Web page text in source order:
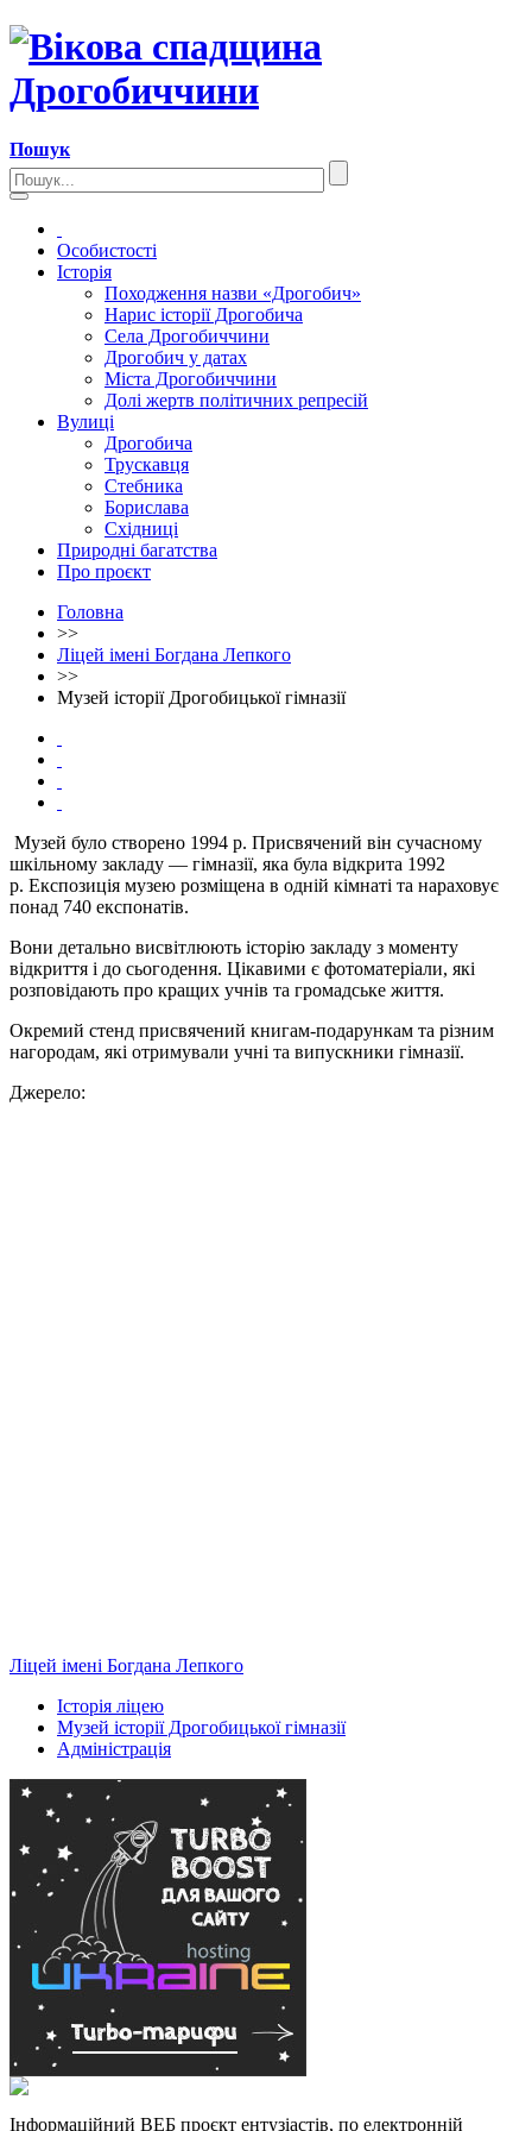
Пошук
Особистості
Історія
Походження назви «Дрогобич»
Нарис історії Дрогобича
Села Дрогобиччини
Дрогобич у датах
Міста Дрогобиччини
Долі жертв політичних репресій
Вулиці
Дрогобича
Трускавця
Стебника
Борислава
Східниці
Природні багатства
Про проєкт
Головна
>>
Ліцей імені Богдана Лепкого
>>
Музей історії Дрогобицької гімназії
Музей було створено 1994 р. Присвячений він сучасному
шкільному закладу — гімназії, яка була відкрита 1992
р. Експозиція музею розміщена в одній кімнаті та нараховує
понад 740 експонатів.
Вони детально висвітлюють історію закладу з моменту
відкриття і до сьогодення. Цікавими є фотоматеріали, які
розповідають про кращих учнів та громадське життя.
Окремий стенд присвячений книгам-подарункам та різним
нагородам, які отримували учні та випускники гімназії.
Джерело:
Ліцей імені Богдана Лепкого
Історія ліцею
Музей історії Дрогобицької гімназії
Адміністрація
Інформаційний ВЕБ проєкт ентузіастів, по електронній